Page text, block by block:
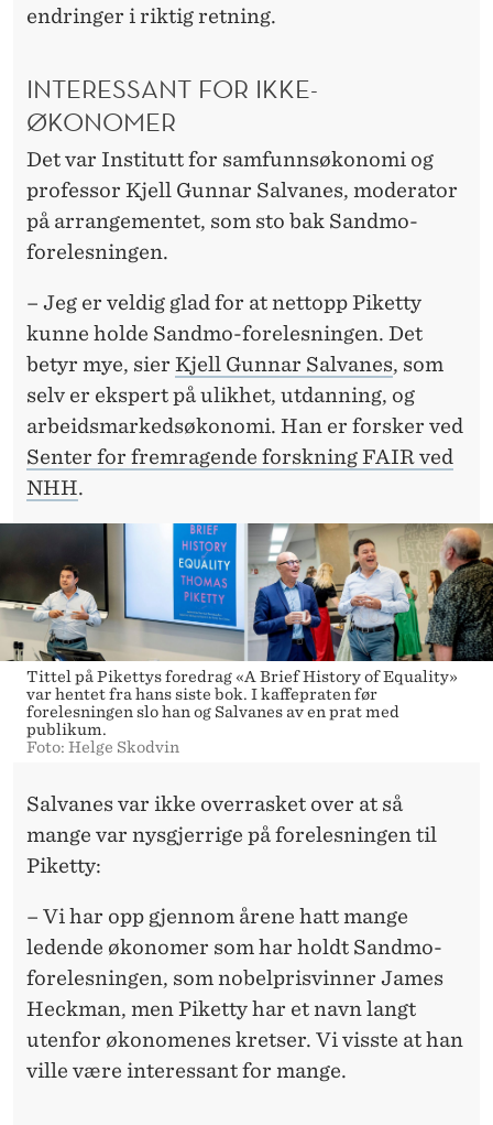
endringer i riktig retning.
INTERESSANT FOR IKKE-
ØKONOMER
Det var Institutt for samfunnsøkonomi og
professor Kjell Gunnar Salvanes, moderator
på arrangementet, som sto bak Sandmo-
forelesningen.
– Jeg er veldig glad for at nettopp Piketty
kunne holde Sandmo-forelesningen. Det
betyr mye, sier Kjell Gunnar Salvanes, som
selv er ekspert på ulikhet, utdanning, og
arbeidsmarkedsøkonomi. Han er forsker ved
Senter for fremragende forskning FAIR ved
NHH.
Tittel på Pikettys foredrag «A Brief History of Equality»
var hentet fra hans siste bok. I kaffepraten før
forelesningen slo han og Salvanes av en prat med
publikum.
Foto: Helge Skodvin
Salvanes var ikke overrasket over at så
mange var nysgjerrige på forelesningen til
Piketty:
– Vi har opp gjennom årene hatt mange
ledende økonomer som har holdt Sandmo-
forelesningen, som nobelprisvinner James
Heckman, men Piketty har et navn langt
utenfor økonomenes kretser. Vi visste at han
ville være interessant for mange.